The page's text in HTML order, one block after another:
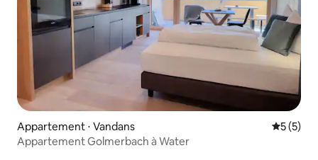
Appartement ⋅ Vandans
5 (5)
Appartement Golmerbach à Water